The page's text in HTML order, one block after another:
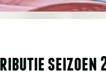
seizoen